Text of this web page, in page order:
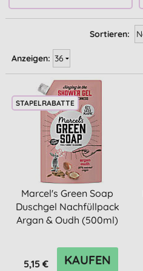
Sortieren:
Anzeigen:
STAPELRABATTE
Marcel's Green Soap
Duschgel Nachfüllpack
Argan & Oudh (500ml)
5,15 € KAUFEN